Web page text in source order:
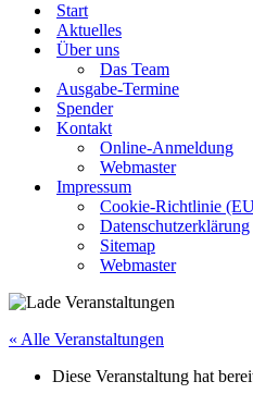
Start
Aktuelles
Über uns
Das Team
Ausgabe-Termine
Spender
Kontakt
Online-Anmeldung
Webmaster
Impressum
Cookie-Richtlinie
Datenschutzerklärung
Sitemap
Webmaster
« Alle Veranstaltungen
Diese Veranstaltung hat